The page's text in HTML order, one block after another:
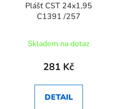
Plášť CST 24x1,95
C1391 /257
Skladem na dotaz
281 Kč
DETAIL